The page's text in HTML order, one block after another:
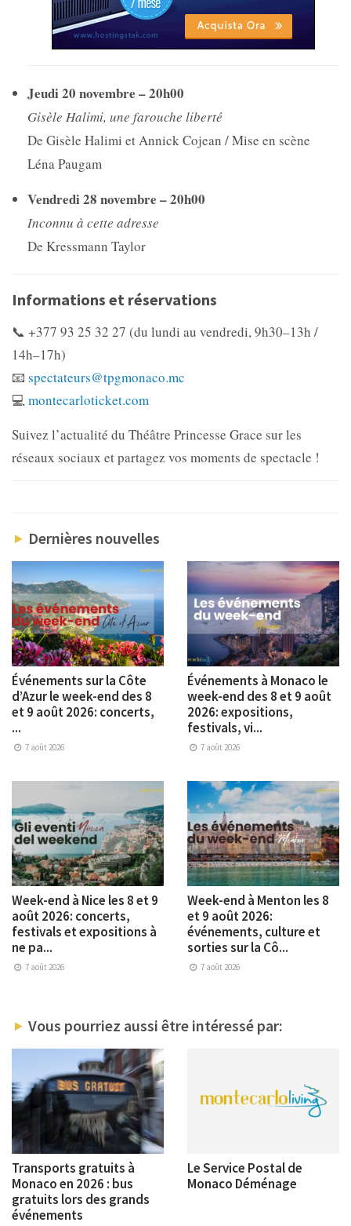
Jeudi 20 novembre – 20h00
Gisèle Halimi, une farouche liberté
De Gisèle Halimi et Annick Cojean / Mise en scène
Léna Paugam
Vendredi 28 novembre – 20h00
Inconnu à cette adresse
De Kressmann Taylor
Informations et réservations
📞 +377 93 25 32 27 (du lundi au vendredi, 9h30–13h /
14h–17h)
📧 spectateurs@tpgmonaco.mc
💻 montecarloticket.com
Suivez l’actualité du Théâtre Princesse Grace sur les
réseaux sociaux et partagez vos moments de spectacle !
Dernières nouvelles
Événements sur la Côte
d’Azur le week-end des 8
et 9 août 2026: concerts,
...
7 août 2026
Événements à Monaco le
week-end des 8 et 9 août
2026: expositions,
festivals, vi...
7 août 2026
Week-end à Nice les 8 et 9
août 2026: concerts,
festivals et expositions à
ne pa...
7 août 2026
Week-end à Menton les 8
et 9 août 2026:
événements, culture et
sorties sur la Cô...
7 août 2026
Vous pourriez aussi être intéressé par:
Transports gratuits à
Monaco en 2026 : bus
gratuits lors des grands
événements
Le Service Postal de
Monaco Déménage